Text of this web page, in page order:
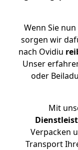
Wenn Sie
sorgen wir
nach Ovidiu
Unser
oder
Mit
Verpacken
Transport